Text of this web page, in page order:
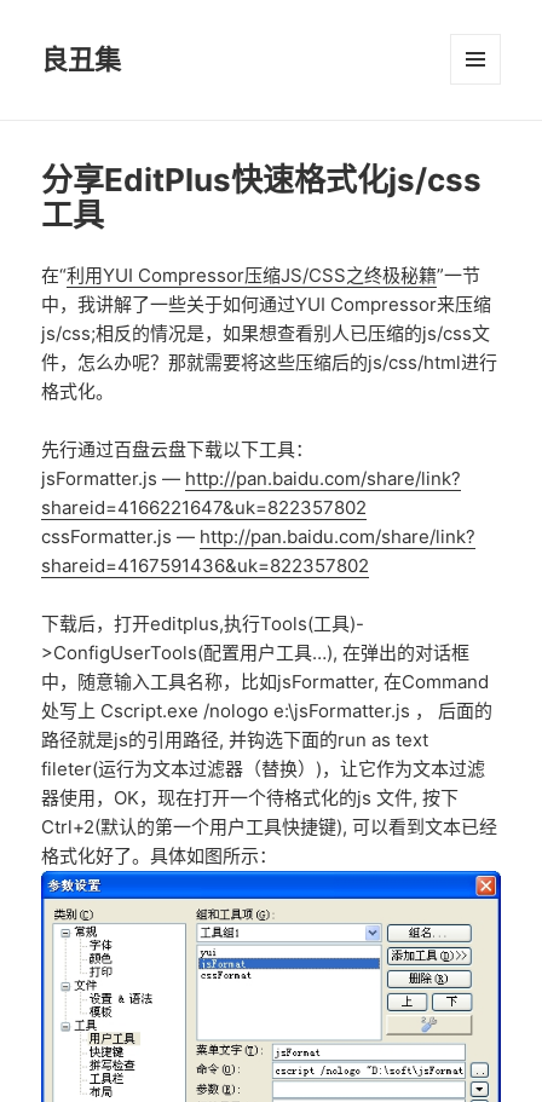
良丑集
分享EditPlus快速格式化js/css
工具
在“利用YUI Compressor压缩JS/CSS之终极秘籍”一节
中，我讲解了一些关于如何通过YUI Compressor来压缩
js/css;相反的情况是，如果想查看别人已压缩的js/css文
件，怎么办呢？那就需要将这些压缩后的js/css/html进行
格式化。
先行通过百盘云盘下载以下工具：
jsFormatter.js — http://pan.baidu.com/share/link?
shareid=4166221647&uk=822357802
cssFormatter.js — http://pan.baidu.com/share/link?
shareid=4167591436&uk=822357802
下载后，打开editplus,执行Tools(工具)-
>ConfigUserTools(配置用户工具…), 在弹出的对话框
中，随意输入工具名称，比如jsFormatter, 在Command
处写上 Cscript.exe /nologo e:\jsFormatter.js ， 后面的
路径就是js的引用路径, 并钩选下面的run as text
fileter(运行为文本过滤器（替换）)，让它作为文本过滤
器使用，OK，现在打开一个待格式化的js 文件, 按下
Ctrl+2(默认的第一个用户工具快捷键), 可以看到文本已经
格式化好了。具体如图所示：